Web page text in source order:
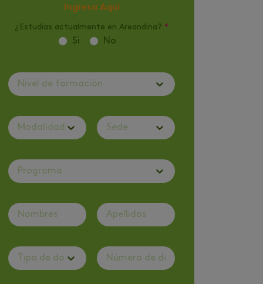
Ingresa Aquí
¿Estudias actualmente en Areandina? *
Si No
Nivel de formación
Modalidad Sede
Programa
Tipo de documento